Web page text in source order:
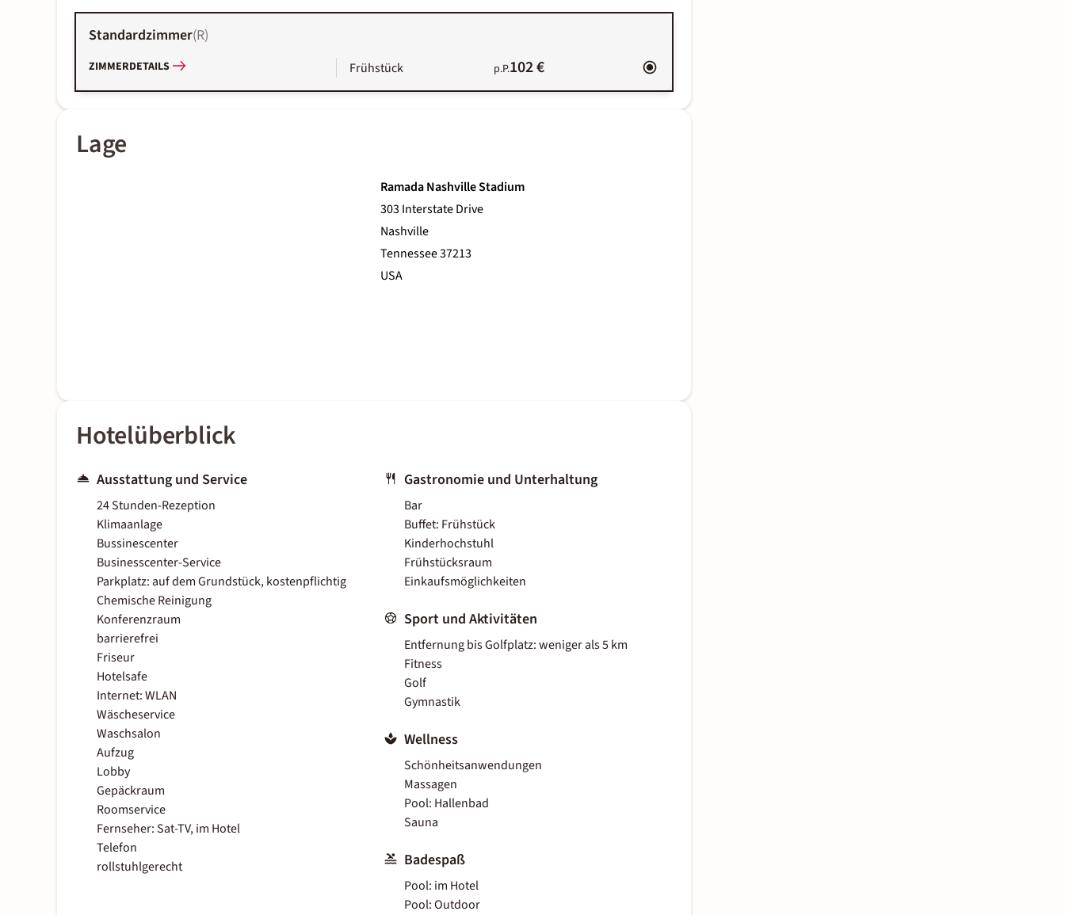
Standardzimmer(R)
ZIMMERDETAILS Frühstück p.P.102 €
Lage
Ramada Nashville Stadium
303 Interstate Drive
Nashville
Tennessee 37213
USA
Hotelüberblick
Ausstattung und Service
24 Stunden-Rezeption
Klimaanlage
Bussinescenter
Businesscenter-Service
Parkplatz: auf dem Grundstück, kostenpflichtig
Chemische Reinigung
Konferenzraum
barrierefrei
Friseur
Hotelsafe
Internet: WLAN
Wäscheservice
Waschsalon
Aufzug
Lobby
Gepäckraum
Roomservice
Fernseher: Sat-TV, im Hotel
Telefon
rollstuhlgerecht
Gastronomie und Unterhaltung
Bar
Buffet: Frühstück
Kinderhochstuhl
Frühstücksraum
Einkaufsmöglichkeiten
Sport und Aktivitäten
Entfernung bis Golfplatz: weniger als 5 km
Fitness
Golf
Gymnastik
Wellness
Schönheitsanwendungen
Massagen
Pool: Hallenbad
Sauna
Badespaß
Pool: im Hotel
Pool: Outdoor